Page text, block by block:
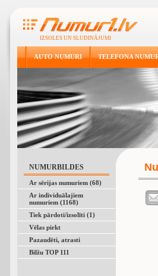
IZSOLES UN SLUDINĀJUMI
AUTO NUMURI TELEFONA
NUMURBILDES
Ar sērijas numuriem (68)
Ar individuālajiem
numuriem (1168)
Tiek pārdoti/izsolīti (1)
Vēlas pirkt
Pazaudēti, atrasti
Bilžu TOP 111